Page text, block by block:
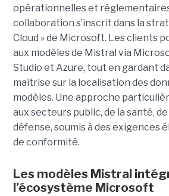
opérationnelles et
collaboration s’inscrit dans la
Cloud » de Microsoft. Les clients
aux modèles de Mistral via
Studio et Azure, tout en gardant
maîtrise sur la localisation des
modèles. Une approche
aux secteurs public, de la santé,
défense, soumis à des exigences
de conformité.
Les modèles Mistral
l’écosystème Microsoft